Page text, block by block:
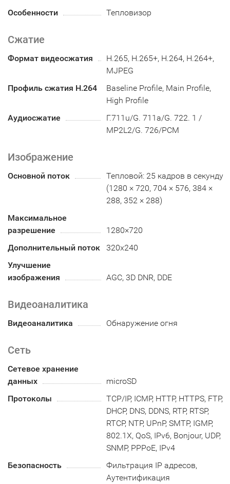
Особенности Тепловизор
Сжатие
Формат видеосжатия
H.265, H.265+, H.264, H.264+,
MJPEG
Профиль сжатия H.264
Baseline Profile, Main Profile,
High Profile
Аудиосжатие
Г.711u/G. 711a/G. 722. 1 /
MP2L2/G. 726/PCM
Изображение
Основной поток
Тепловой: 25 кадров в секунду
(1280 × 720, 704 × 576, 384 ×
288, 352 × 288)
Максимальное
разрешение
1280×720
Дополнительный поток
320x240
Улучшение
изображения
AGC, 3D DNR, DDE
Видеоаналитика
Видеоаналитика Обнаружение огня
Сеть
Сетевое хранение
данных
microSD
Протоколы
TCP/IP, ICMP, HTTP, HTTPS, FTP,
DHCP, DNS, DDNS, RTP, RTSP,
RTCP, NTP, UPnP, SMTP, IGMP,
802.1X, QoS, IPv6, Bonjour, UDP,
SNMP, PPPoE, IPv4
Безопасность
Фильтрация IP адресов,
Аутентификация